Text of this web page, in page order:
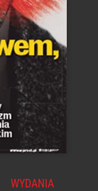
WYDANIA